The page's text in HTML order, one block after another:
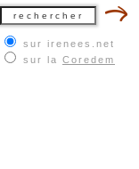
sur irenees.net
sur la Coredem